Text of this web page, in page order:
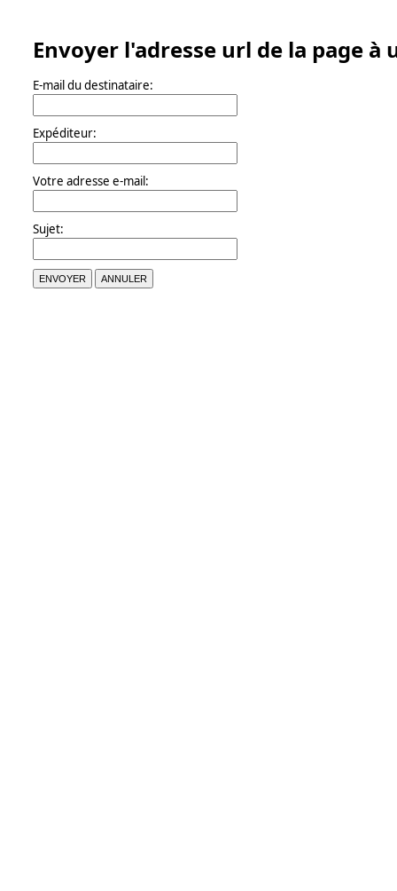
Envoyer l'adresse url de la page à
E-mail du destinataire:
Expéditeur:
Votre adresse e-mail:
Sujet:
ENVOYER ANNULER